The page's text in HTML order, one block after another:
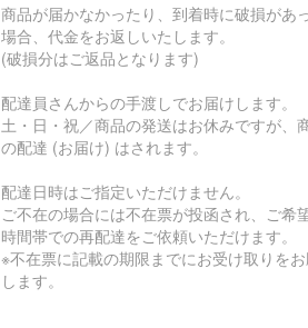
商品が届かなかったり、到着時に破損があ
場合、代金をお返しいたします。
(破損分はご返品となります)
配達員さんからの手渡しでお届けします。
土・日・祝／商品の発送はお休みですが、
の配達 (お届け) はされます。
配達日時はご指定いただけません。
ご不在の場合には不在票が投函され、ご希
時間帯での再配達をご依頼いただけます。
※不在票に記載の期限までにお受け取りを
します。